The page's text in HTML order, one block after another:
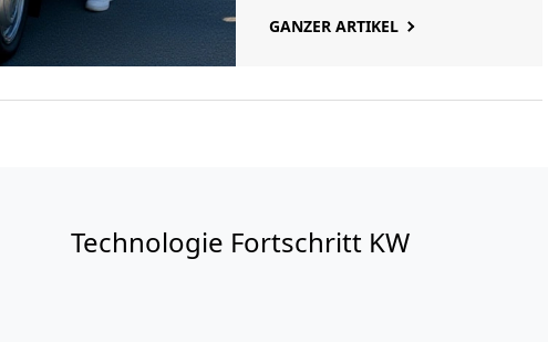
GANZER ARTIKEL
Technologie Fortschritt KW